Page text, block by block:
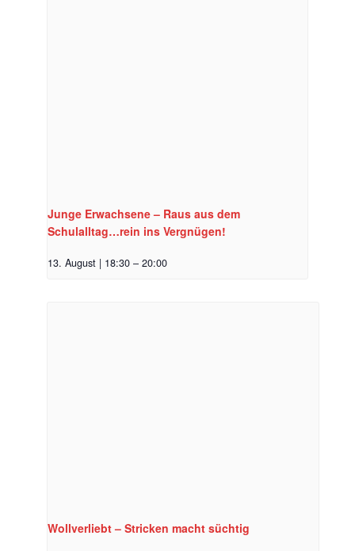
Junge Erwachsene – Raus aus dem
Schulalltag…rein ins Vergnügen!
13. August | 18:30 – 20:00
Wollverliebt – Stricken macht süchtig